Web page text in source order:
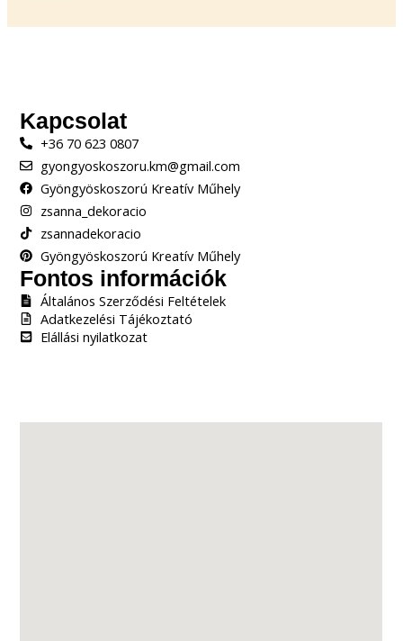
Kapcsolat
+36 70 623 0807
gyongyoskoszoru.km@gmail.com
Gyöngyöskoszorú Kreatív Műhely
zsanna_dekoracio
zsannadekoracio
Gyöngyöskoszorú Kreatív Műhely
Fontos információk
Általános Szerződési Feltételek
Adatkezelési Tájékoztató
Elállási nyilatkozat